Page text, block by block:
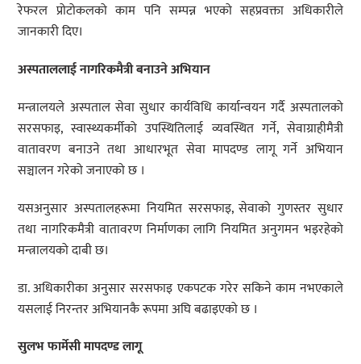
रेफरल प्रोटोकलको काम पनि सम्पन्न भएको सहप्रवक्ता अधिकारीले
जानकारी दिए।
अस्पताललाई नागरिकमैत्री बनाउने अभियान
मन्त्रालयले अस्पताल सेवा सुधार कार्यविधि कार्यान्वयन गर्दै अस्पतालको
सरसफाइ, स्वास्थ्यकर्मीको उपस्थितिलाई व्यवस्थित गर्ने, सेवाग्राहीमैत्री
वातावरण बनाउने तथा आधारभूत सेवा मापदण्ड लागू गर्ने अभियान
सञ्चालन गरेको जनाएको छ ।
यसअनुसार अस्पतालहरूमा नियमित सरसफाइ, सेवाको गुणस्तर सुधार
तथा नागरिकमैत्री वातावरण निर्माणका लागि नियमित अनुगमन भइरहेको
मन्त्रालयको दाबी छ।
डा. अधिकारीका अनुसार सरसफाइ एकपटक गरेर सकिने काम नभएकाले
यसलाई निरन्तर अभियानकै रूपमा अघि बढाइएको छ ।
सुलभ फार्मेसी मापदण्ड लागू